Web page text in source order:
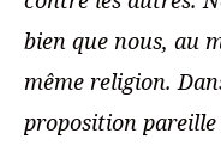
bien que nous, au
même religion.
proposition